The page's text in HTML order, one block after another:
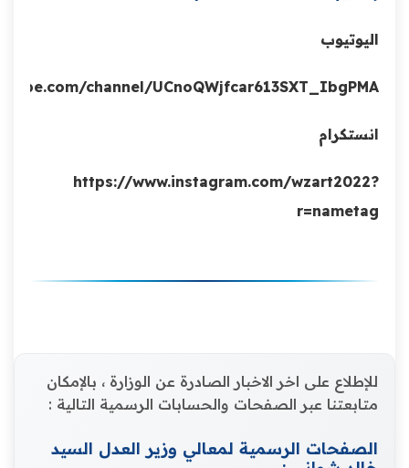
اليوتيوب
channel/UCnoQWjfcar613SXT_IbgPMA
انستكرام
https://www.instagram.com/wzart2022?
r=nametag
للإطلاع على اخر الاخبار الصادرة عن الوزارة ، بالإمكان
متابعتنا عبر الصفحات والحسابات الرسمية التالية :
الصفحات الرسمية لمعالي وزير العدل السيد